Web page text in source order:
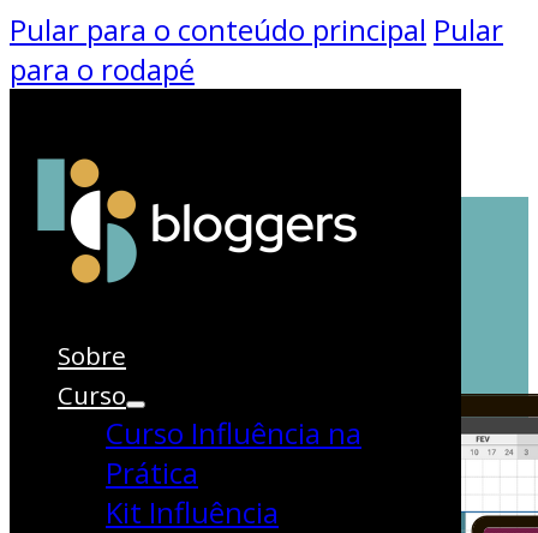
Pular para o conteúdo principal Pular
para o rodapé
Sobre
Curso
Curso Influência na
Prática
Kit Influência